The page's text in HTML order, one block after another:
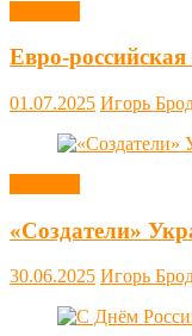
Евро-
01.07.2025 Игорь
«Создатели»
30.06.2025 Игорь